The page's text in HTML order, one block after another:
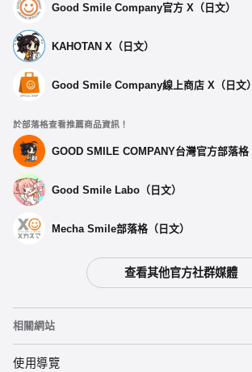
Good Smile Company官方 X（日文）
KAHOTAN X（日文）
Good Smile Company線上商店 X（日文）
於部落格查看推薦商品資訊！
GOOD SMILE COMPANY台灣官方部落格
Good Smile Labo（日文）
Mecha Smile部落格（日文）
查看其他官方社群媒體
相關網站
黏土人
使用導覽